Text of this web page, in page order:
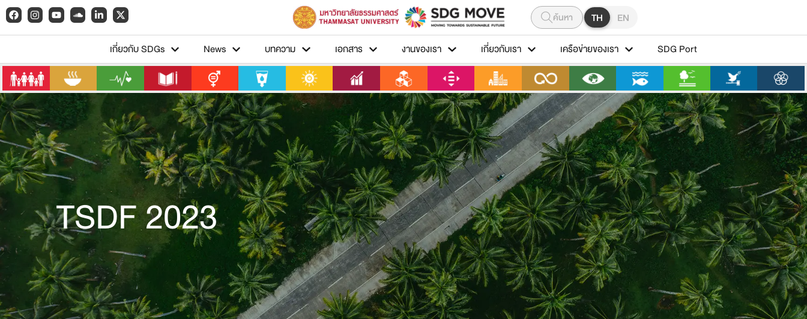
ค้นหา TH EN
เกี่ยวกับ SDGs News บทความ เอกสาร งานของเรา เกี่ยวกับเรา เครือข่ายของเรา SDG Port
TSDF 2023